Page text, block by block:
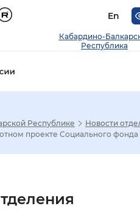
En
Кабардино-
Республика
отображения
Увеличенный
Республике
Новости
проекте Социального фонда